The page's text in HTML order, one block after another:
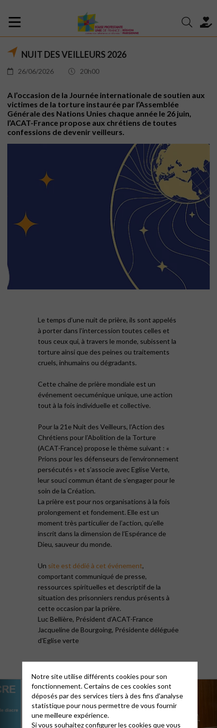
NUIT DES VEILLEURS 2026
26/06/2026 20h00
A l’occasion de la Journée internationale de soutien aux
victimes de la torture instaurée par l’Assemblée
Générale des Nations Unies chaque année le 26 juin,
l’ACAT-France propose aux chrétiens de toutes
confessions de devenir veilleurs.
Le temps d’une nuit de prière, ils sont appelés
à porter dans l’intercession toutes celles et
tous ceux qui, à travers le monde, subissent la
torture ainsi que des peines ou traitements
cruels, inhumains ou dégradants.
Cette chaîne de prière mondiale est un
événement oecuménique unique, une action
tout à la fois individuelle et collective.
Pour la 21e Nuit des Veilleurs, l’Action des
Chrétiens pour l’Abolition de la Torture
(ACAT-France) propose le thème suivant : «
Prions pour les défenseurs de l’environnement
persécutés » et s’associe avec Eglise Verte,
leur souci commun étant de s’engager pour le
soin de la Création.
La prière est pour nos organisations à la fois
prolongement et fondement. Elle est un
moment très particulier de l’action, qu’elle
inscrit dans la dimension de l’Espérance de
Dieu, sauveur du monde.
Un site est dédié à cet événement,
comportant communiqué de presse,
ressources spirituelles et descriptif de la
situation des prisonniers rendus présents à
cette occasion par la prière.
Luc Bellière, Président d’ACAT-France
Jacqueline de Bourgoing, Présidente déléguée
d’Eglise verte
Notre site utilise différents cookies pour son
fonctionnement. Certains de ces cookies sont
déposés par des services tiers à des fins d'analyse
statistique pour nous permettre de vous fournir
une meilleure expérience.
Si vous souhaitez configurer les cookies que vous